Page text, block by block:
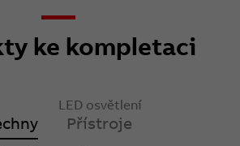
ke kompletaci
LED osvětlení
Přístroje